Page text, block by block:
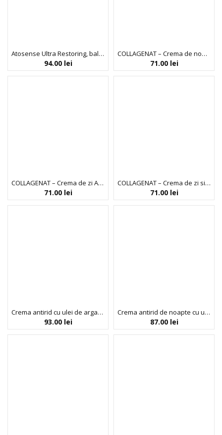
Atosense Ultra Restoring, balsam intensiv calmant pentru pielea sensibila, Bio Balance, 150 ml
94.00 lei
COLLAGENAT – Crema de noapte Sleeping Beauty
71.00 lei
COLLAGENAT – Crema de zi Age-Defend
71.00 lei
COLLAGENAT – Crema de zi si noapte Hydra-Lift
71.00 lei
Crema antirid cu ulei de argan, SPF 15, Dr. Scheller, 50 ml
93.00 lei
Crema antirid de noapte cu ulei de argan, Dr. Scheller, 50 ml
87.00 lei